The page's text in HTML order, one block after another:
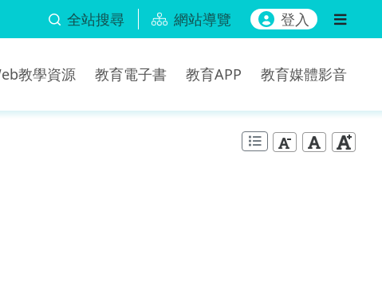
全站搜尋 網站導覽 登入
教學資源 教育電子書 教育APP 教育媒體影音